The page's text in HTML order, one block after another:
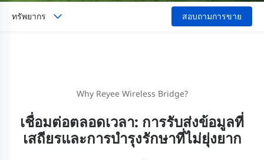
ทรัพยากร สอบถามการขาย
Why Reyee Wireless Bridge?
เชื่อมต่อตลอดเวลา: การรับส่งข้อมูลที่
เสถียรและการบำรุงรักษาที่ไม่ยุ่งยาก